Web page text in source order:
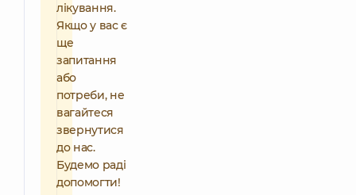
лікування.
Якщо у вас є
ще
запитання
або
потреби, не
вагайтеся
звернутися
до нас.
Будемо раді
допомогти!